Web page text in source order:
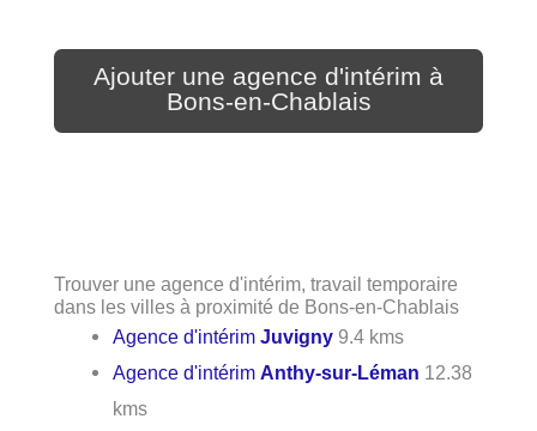
Ajouter une agence d'intérim à
Bons-en-Chablais
Trouver une agence d'intérim, travail temporaire
dans les villes à proximité de Bons-en-Chablais
Agence d'intérimJuvigny 9.4 kms
Agence d'intérim Anthy-sur-Léman 12.38
kms